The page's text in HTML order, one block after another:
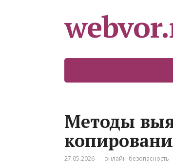
Методы
27.05.2026 онлайн-безопасность